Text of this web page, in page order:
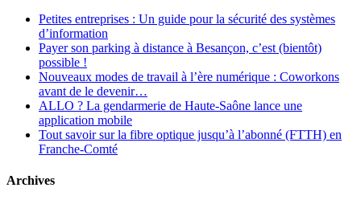
Petites entreprises : Un guide pour la sécurité des systèmes
d’information
Payer son parking à distance à Besançon, c’est (bientôt)
possible !
Nouveaux modes de travail à l’ère numérique : Coworkons
avant de le devenir…
ALLO ? La gendarmerie de Haute-Saône lance une
application mobile
Tout savoir sur la fibre optique jusqu’à l’abonné (FTTH) en
Franche-Comté
Archives